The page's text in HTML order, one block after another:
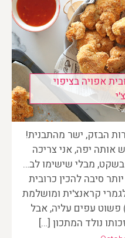
אפויה בציפוי
הבזק, ישר מהתבנית!
אותה יפה, אני צריכה
מבלי שישימו לב…
סיבה להכין כרובית
קראנצ'ית ומושלמת
פשוט עפים עליה, אבל
נולד המתכון […]